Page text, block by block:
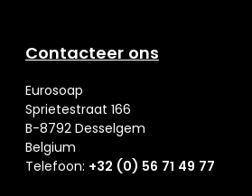
Contacteer ons
Eurosoap
Sprietestraat 166
B-8792 Desselgem
Belgium
Telefoon: +32 (0) 56 71 49 77